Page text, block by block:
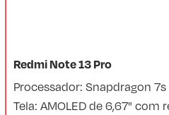
Redmi Note 13 Pro
Processador: Snapdragon
Tela: AMOLED de 6,67" com